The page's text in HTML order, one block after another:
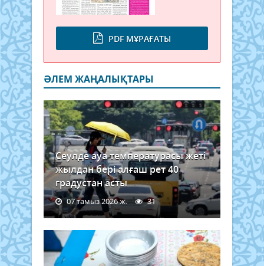
PDF МҰРАҒАТЫ
ӘЛЕМ ЖАҢАЛЫҚТАРЫ
Сеулде ауа температурасы жеті
жылдан бері алғаш рет 40
градустан асты
07 тамыз 2026 ж. 31